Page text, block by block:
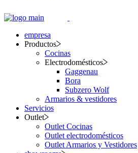
empresa
Productos
Cocinas
Electrodomésticos
Gaggenau
Bora
Subzero Wolf
Armarios & vestidores
Servicios
Outlet
Outlet Cocinas
Outlet electrodomésticos
Outlet Armarios y Vestidores